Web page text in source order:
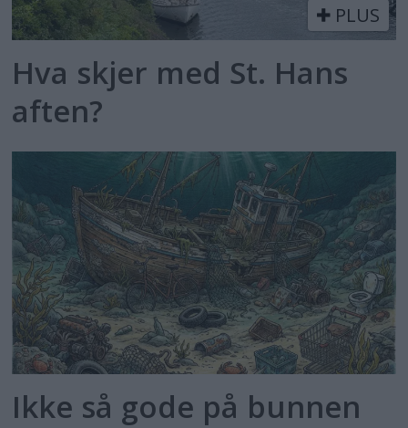
PLUS
Hva skjer med St. Hans
aften?
Ikke så gode på bunnen